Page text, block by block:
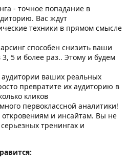
- точное попадание в
Вас ждут
техники в прямом смысле
способен снизить ваши
5 и более раз.. Этому и будем
аудитории ваших реальных
превратите их аудиторию в
кликов
первоклассной аналитики!
и инсайтам. Вы не
тренингах и